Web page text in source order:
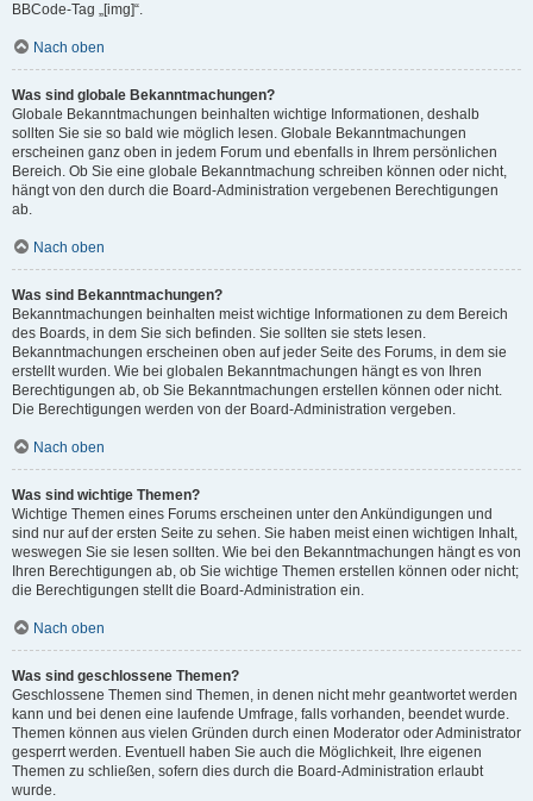
BBCode-Tag „[img]“.
Nach oben
Was sind globale Bekanntmachungen?
Globale Bekanntmachungen beinhalten wichtige Informationen, deshalb
sollten Sie sie so bald wie möglich lesen. Globale Bekanntmachungen
erscheinen ganz oben in jedem Forum und ebenfalls in Ihrem persönlichen
Bereich. Ob Sie eine globale Bekanntmachung schreiben können oder nicht,
hängt von den durch die Board-Administration vergebenen Berechtigungen
ab.
Nach oben
Was sind Bekanntmachungen?
Bekanntmachungen beinhalten meist wichtige Informationen zu dem Bereich
des Boards, in dem Sie sich befinden. Sie sollten sie stets lesen.
Bekanntmachungen erscheinen oben auf jeder Seite des Forums, in dem sie
erstellt wurden. Wie bei globalen Bekanntmachungen hängt es von Ihren
Berechtigungen ab, ob Sie Bekanntmachungen erstellen können oder nicht.
Die Berechtigungen werden von der Board-Administration vergeben.
Nach oben
Was sind wichtige Themen?
Wichtige Themen eines Forums erscheinen unter den Ankündigungen und
sind nur auf der ersten Seite zu sehen. Sie haben meist einen wichtigen Inhalt,
weswegen Sie sie lesen sollten. Wie bei den Bekanntmachungen hängt es von
Ihren Berechtigungen ab, ob Sie wichtige Themen erstellen können oder nicht;
die Berechtigungen stellt die Board-Administration ein.
Nach oben
Was sind geschlossene Themen?
Geschlossene Themen sind Themen, in denen nicht mehr geantwortet werden
kann und bei denen eine laufende Umfrage, falls vorhanden, beendet wurde.
Themen können aus vielen Gründen durch einen Moderator oder Administrator
gesperrt werden. Eventuell haben Sie auch die Möglichkeit, Ihre eigenen
Themen zu schließen, sofern dies durch die Board-Administration erlaubt
wurde.